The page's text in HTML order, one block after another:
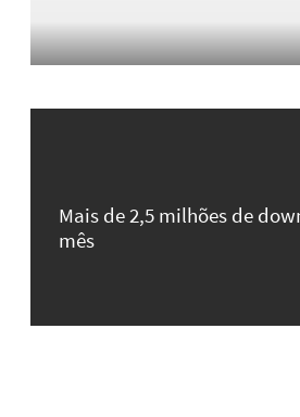
Mais de 2,5 milhões de
mês